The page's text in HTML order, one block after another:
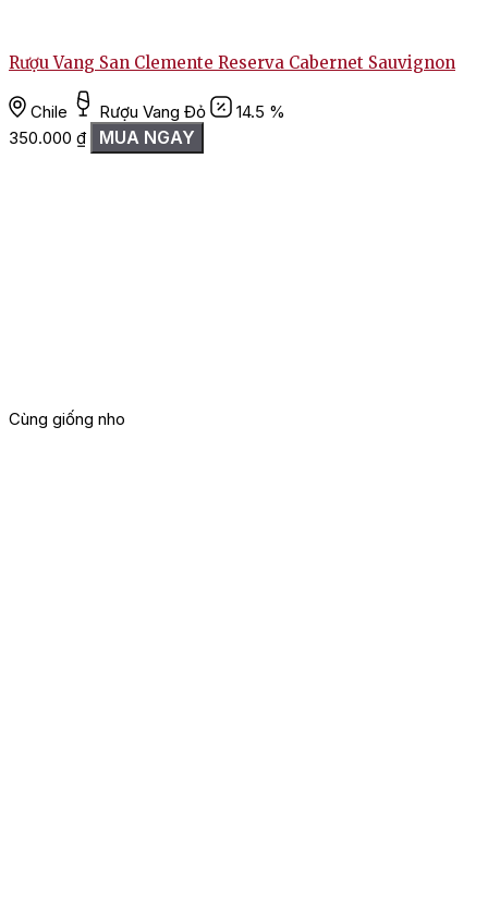
Rượu Vang San Clemente Reserva Cabernet Sauvignon
Chile Rượu Vang Đỏ
14.5 %
350.000 ₫ MUA NGAY
Cùng giống nho